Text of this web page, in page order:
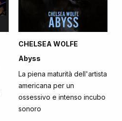
CHELSEA WOLFE
Abyss
La piena maturità dell'artista
americana per un
ossessivo e intenso incubo
sonoro